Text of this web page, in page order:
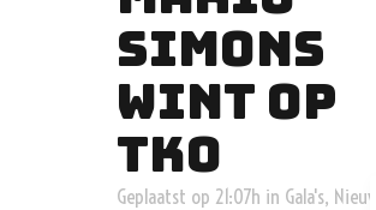
SIMONS
WINT OP
TKO
Geplaatst op 21:07h in Gala's, Nieuws